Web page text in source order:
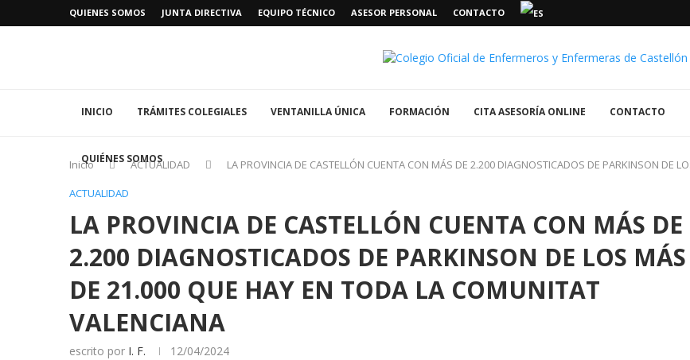
QUIENES SOMOS JUNTA DIRECTIVA EQUIPO TÉCNICO ASESOR PERSONAL CONTACTO
INICIO TRÁMITES COLEGIALES VENTANILLA ÚNICA FORMACIÓN CITA ASESORÍA ONLINE CONTACTO
QUIÉNES SOMOS
Inicio ACTUALIDAD
LA PROVINCIA DE CASTELLÓN CUENTA CON MÁS DE 2.200 DIAGNOSTICADOS DE PARKINSON DE
ACTUALIDAD
LA PROVINCIA DE CASTELLÓN CUENTA CON MÁS DE
2.200 DIAGNOSTICADOS DE PARKINSON DE LOS MÁS
DE 21.000 QUE HAY EN TODA LA COMUNITAT
VALENCIANA
escrito por I. F. 12/04/2024